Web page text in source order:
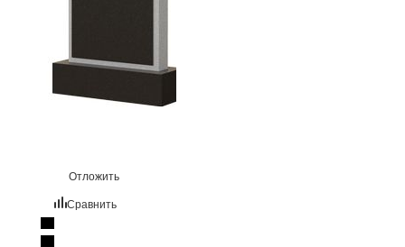
Отложить
Сравнить